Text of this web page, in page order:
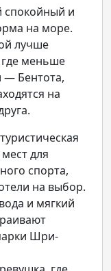
и
на море.
лучше
меньше
— Бентота,
на
для
спорта,
на выбор.
и мягкий
Шри-